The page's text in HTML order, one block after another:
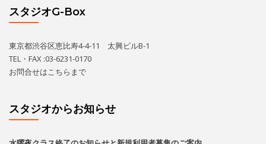
スタジオG-Box
東京都渋谷区恵比寿4-4-11 太興ビルB-1
TEL・FAX :03-6231-0170
お問合せはこちら まで
スタジオからお知らせ